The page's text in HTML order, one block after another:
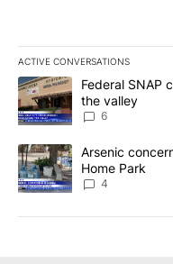
ACTIVE CONVERSATIONS
The following is a list of
A trending article titled
Federal SNAP
the valley
6
A trending article titled
Arsenic
Home Park
4